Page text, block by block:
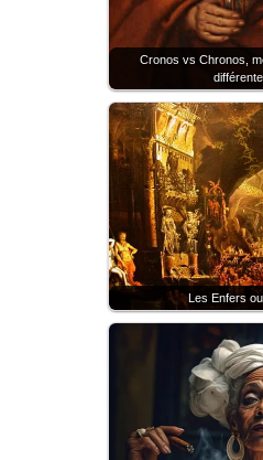
Cronos vs Chronos,
Les Enfers